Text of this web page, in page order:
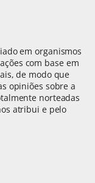
em organismos
com base em
de modo que
opiniões sobre a
norteadas
atribui e pelo